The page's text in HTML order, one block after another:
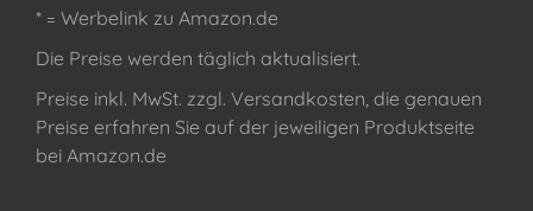
* = Werbelink zu Amazon.de
Die Preise werden täglich aktualisiert.
Preise inkl. MwSt. zzgl. Versandkosten, die genauen
Preise erfahren Sie auf der jeweiligen Produktseite
bei Amazon.de